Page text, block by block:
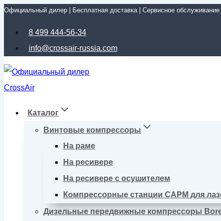
Перейти
Официальный дилер | Бесплатная доставка | Сервисное обслуживание
8 499 444-56-34
info@crossair-russia.com
Каталог
Винтовые компрессоры
На раме
На ресивере
На ресивере с осушителем
Компрессорные станции CAPM для
Дизельные передвижные компрессоры